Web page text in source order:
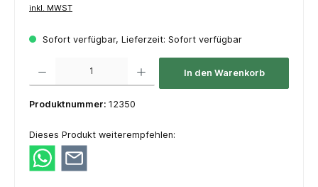
inkl. MWST
Sofort verfügbar, Lieferzeit: Sofort verfügbar
In den Warenkorb
Produktnummer: 12350
Dieses Produkt weiterempfehlen: